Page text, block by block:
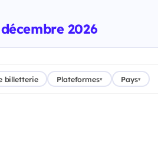
2026
billetterie Plateformes▾ Pays▾